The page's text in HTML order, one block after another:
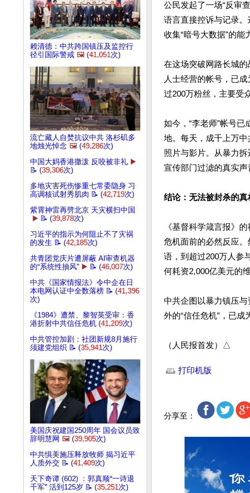
赖清德：中共跨国镇压及监控行
径引国际警戒 🖼️ (41,051次)
流亡藏人自焚抗议中共 洛杉矶多
地烛光悼念 🖼️ (49,286次)
中国大妈香港撒泼 反咬被非礼 ▶️
📝 (39,306次)
多地灾害死伤惨重七常委隐身 习
高调核试射秀肌肉 📝 (42,719次)
紫霄神雷再劈北京 天灾横扫中国
▶️ 📝 (39,878次)
习近平的指示为何阻止不了灾祸
的发生 📝 (42,185次)
共青团党庆片遭屏蔽 AI审查机器
的“系统性抽风” ▶️ 📝 (46,007次)
中共《国家情报法》令中企在日
本电网认证中全数落榜 📝 (41,396
次)
《1984》遭禁、黎智英受审：香
港折射中共信任危机 (41,209次)
中共管控加剧：社团新规8月施行
须建党组织 📝 (35,941次)
美国庆祝建国250周年 国会议员致
辞明慧网 🖼️ (39,905次)
中共惧美施压释放牧师 揭习近平
人质外交 📝 (41,409次)
天下奇谭 (602) ：郭真顺“一诗退
千军” 活到125岁 📝 (35,251次)
公民发起了一场“反审
语言直接控诉与记录
收集“暗号大数据”的能
在这场突破网路长城的
人士经营的帐号，已
过200万粉丝，主要受
如今，“李老师”帐号
地。每天，成千上万
照片与影片。从暴力
宣传部门过滤的真实声
结论：无法被封杀的真
《基督科学箴言报》
危机面前的必然反应
语，到超过200万人参
何耗资2,000亿美元的
中共企图以暴力镇压
外的“信任危机”，已成
（人民报首发）△
打印机版
分享至：